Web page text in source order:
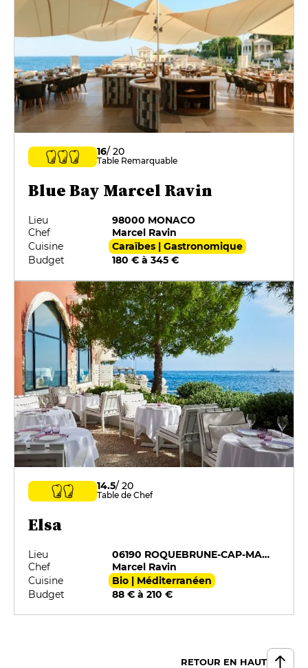
16/ 20
Table Remarquable
Blue Bay Marcel Ravin
Lieu
98000 MONACO
Chef
Marcel Ravin
Cuisine
Caraïbes | Gastronomique
Budget
180 € à 345 €
14.5/ 20
Table de Chef
Elsa
Lieu
06190 ROQUEBRUNE-CAP-MARTIN
Chef
Marcel Ravin
Cuisine
Bio | Méditerranéen
Budget
88 € à 210 €
RETOUR EN HAUT